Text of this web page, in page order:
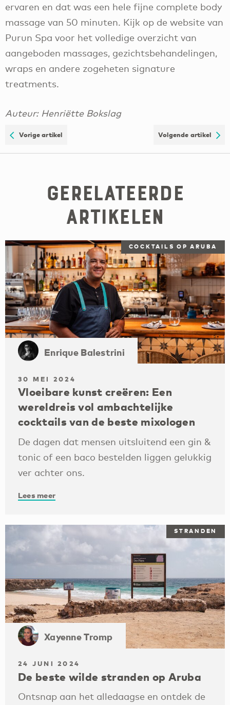
ervaren en dat was een hele fijne complete body
massage van 50 minuten. Kijk op de website van
Purun Spa voor het volledige overzicht van
aangeboden massages, gezichtsbehandelingen,
wraps en andere zogeheten signature
treatments.
Auteur: Henriëtte Bokslag
Vorige artikel Volgende artikel
Gerelateerde
artikelen
COCKTAILS OP ARUBA
Enrique Balestrini
30 MEI 2024
Vloeibare kunst creëren: Een
wereldreis vol ambachtelijke
cocktails van de beste mixologen
De dagen dat mensen uitsluitend een gin &
tonic of een baco bestelden liggen gelukkig
ver achter ons.
Lees meer
STRANDEN
Xayenne Tromp
24 JUNI 2024
De beste wilde stranden op Aruba
Ontsnap aan het alledaagse en ontdek de